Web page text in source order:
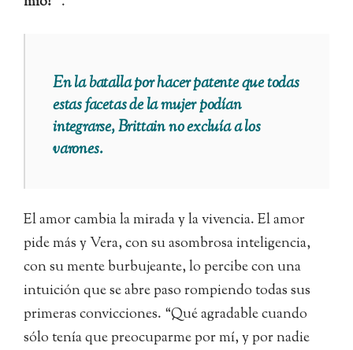
En la batalla por hacer patente que todas
estas facetas de la mujer podían
integrarse, Brittain no excluía a los
varones.
El amor cambia la mirada y la vivencia. El amor
pide más y Vera, con su asombrosa inteligencia,
con su mente burbujeante, lo percibe con una
intuición que se abre paso rompiendo todas sus
primeras convicciones. “Qué agradable cuando
sólo tenía que preocuparme por mí, y por nadie